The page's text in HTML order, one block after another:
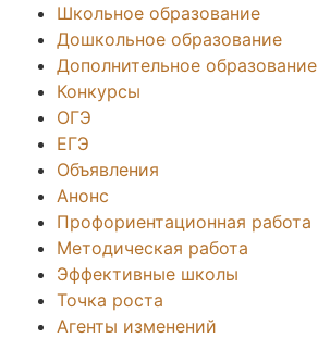
Школьное образование
Дошкольное образование
Дополнительное образование
Конкурсы
ОГЭ
ЕГЭ
Объявления
Анонс
Профориентационная работа
Методическая работа
Эффективные школы
Точка роста
Агенты изменений